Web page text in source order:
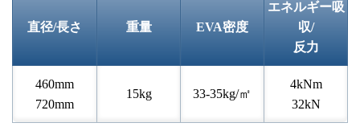
直径/長さ 重量 EVA密度
エネルギー吸
収/
反力
460mm
720mm
15kg 33-35kg/㎡
4kNm
32kN